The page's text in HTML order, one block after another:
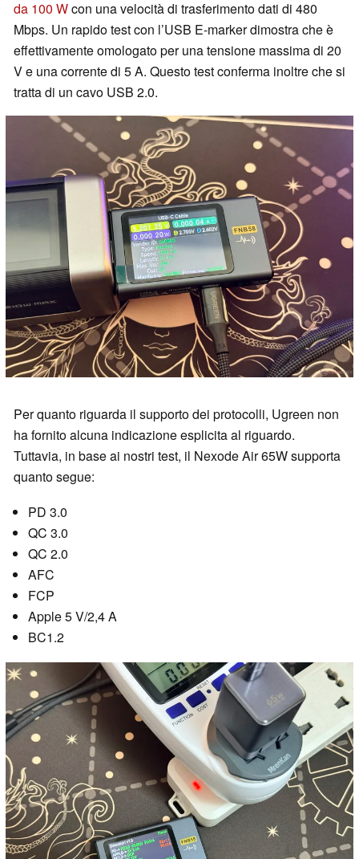
da 100 Wcon una velocità di trasferimento dati di 480
Mbps. Un rapido test con l’USB E-marker dimostra che è
effettivamente omologato per una tensione massima di 20
V e una corrente di 5 A. Questo test conferma inoltre che si
tratta di un cavo USB 2.0.
Per quanto riguarda il supporto dei protocolli, Ugreen non
ha fornito alcuna indicazione esplicita al riguardo.
Tuttavia, in base ai nostri test, il Nexode Air 65W supporta
quanto segue:
PD 3.0
QC 3.0
QC 2.0
AFC
FCP
Apple 5 V/2,4 A
BC1.2